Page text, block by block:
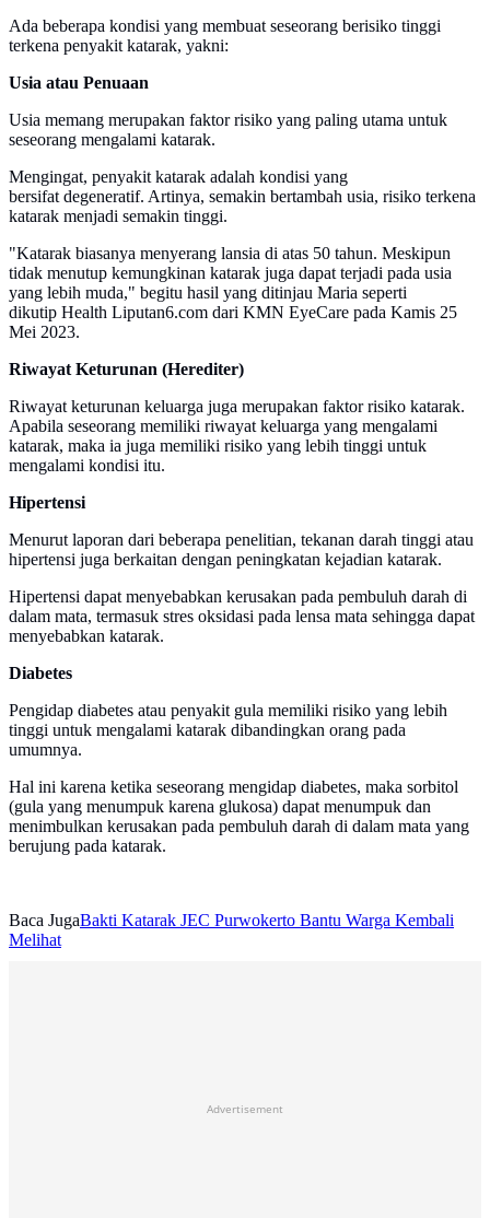
Ada beberapa kondisi yang membuat seseorang berisiko tinggi
terkena penyakit katarak, yakni:
Usia atau Penuaan
Usia memang merupakan faktor risiko yang paling utama untuk
seseorang mengalami katarak.
Mengingat, penyakit katarak adalah kondisi yang
bersifat degeneratif. Artinya, semakin bertambah usia, risiko terkena
katarak menjadi semakin tinggi.
"Katarak biasanya menyerang lansia di atas 50 tahun. Meskipun
tidak menutup kemungkinan katarak juga dapat terjadi pada usia
yang lebih muda," begitu hasil yang ditinjau Maria seperti
dikutip Health Liputan6.com dari KMN EyeCare pada Kamis 25
Mei 2023.
Riwayat Keturunan (Herediter)
Riwayat keturunan keluarga juga merupakan faktor risiko katarak.
Apabila seseorang memiliki riwayat keluarga yang mengalami
katarak, maka ia juga memiliki risiko yang lebih tinggi untuk
mengalami kondisi itu.
Hipertensi
Menurut laporan dari beberapa penelitian, tekanan darah tinggi atau
hipertensi juga berkaitan dengan peningkatan kejadian katarak.
Hipertensi dapat menyebabkan kerusakan pada pembuluh darah di
dalam mata, termasuk stres oksidasi pada lensa mata sehingga dapat
menyebabkan katarak.
Diabetes
Pengidap diabetes atau penyakit gula memiliki risiko yang lebih
tinggi untuk mengalami katarak dibandingkan orang pada
umumnya.
Hal ini karena ketika seseorang mengidap diabetes, maka sorbitol
(gula yang menumpuk karena glukosa) dapat menumpuk dan
menimbulkan kerusakan pada pembuluh darah di dalam mata yang
berujung pada katarak.
Baca JugaBakti Katarak JEC Purwokerto Bantu Warga Kembali
Melihat
Advertisement